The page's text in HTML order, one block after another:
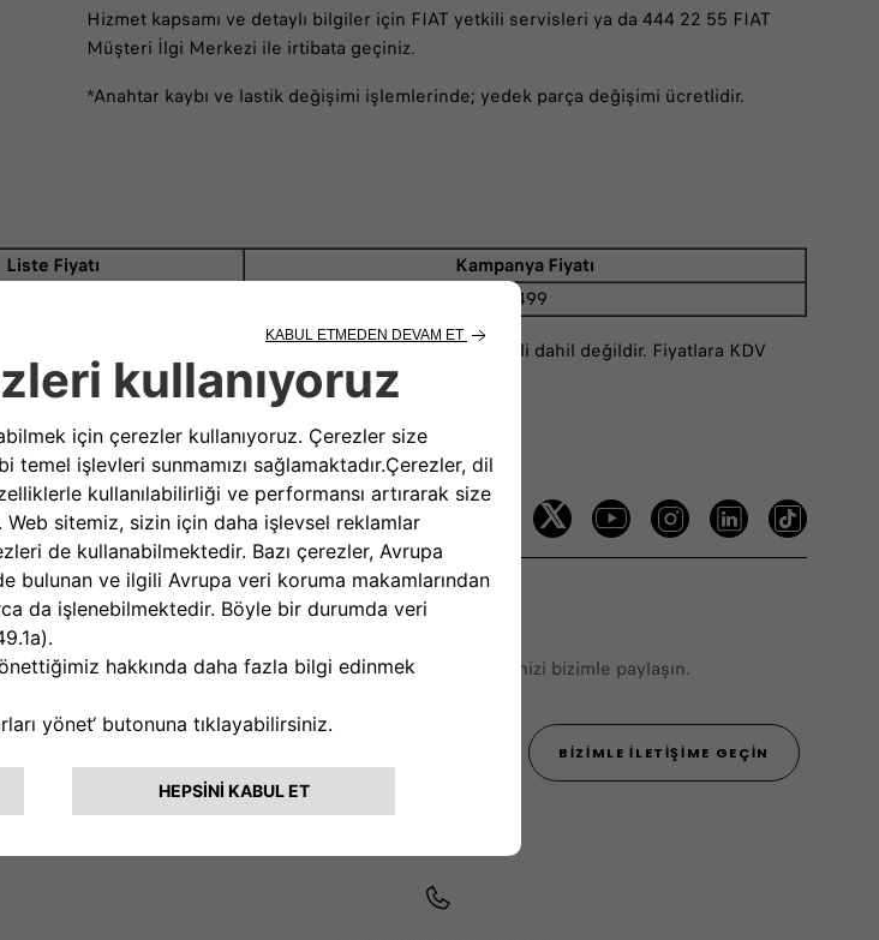
Hizmet kapsamı ve detaylı bilgiler için FIAT yetkili servisleri ya da 444 22 55 FIAT
Müşteri İlgi Merkezi ile irtibata geçiniz.
*Anahtar kaybı ve lastik değişimi işlemlerinde; yedek parça değişimi ücretlidir.
Liste Fiyatı
Kampanya Fiyatı
₺499
kursu ve kiralama araçları ile Ducato ve Scudo modeli dahil değildir. Fiyatlara KDV
yapma hakkını saklı tutar.
Bizi Takip Edin
GEÇİN
yardımı sunar. Sorularınızı, şikayetlerinizi veya önerilerinizi bizimle paylaşın.
BIZIMLE İLETIŞIME GEÇIN